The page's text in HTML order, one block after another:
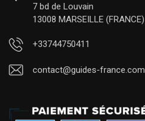
7 bd de Louvain
13008 MARSEILLE (FRANCE)
+33744750411
contact@guides-france.com